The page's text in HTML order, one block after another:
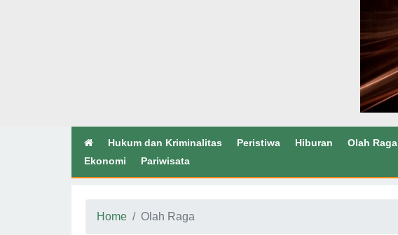
Hukum dan Kriminalitas Peristiwa Hiburan Olah Raga
Ekonomi
Pariwisata
Home Olah Raga